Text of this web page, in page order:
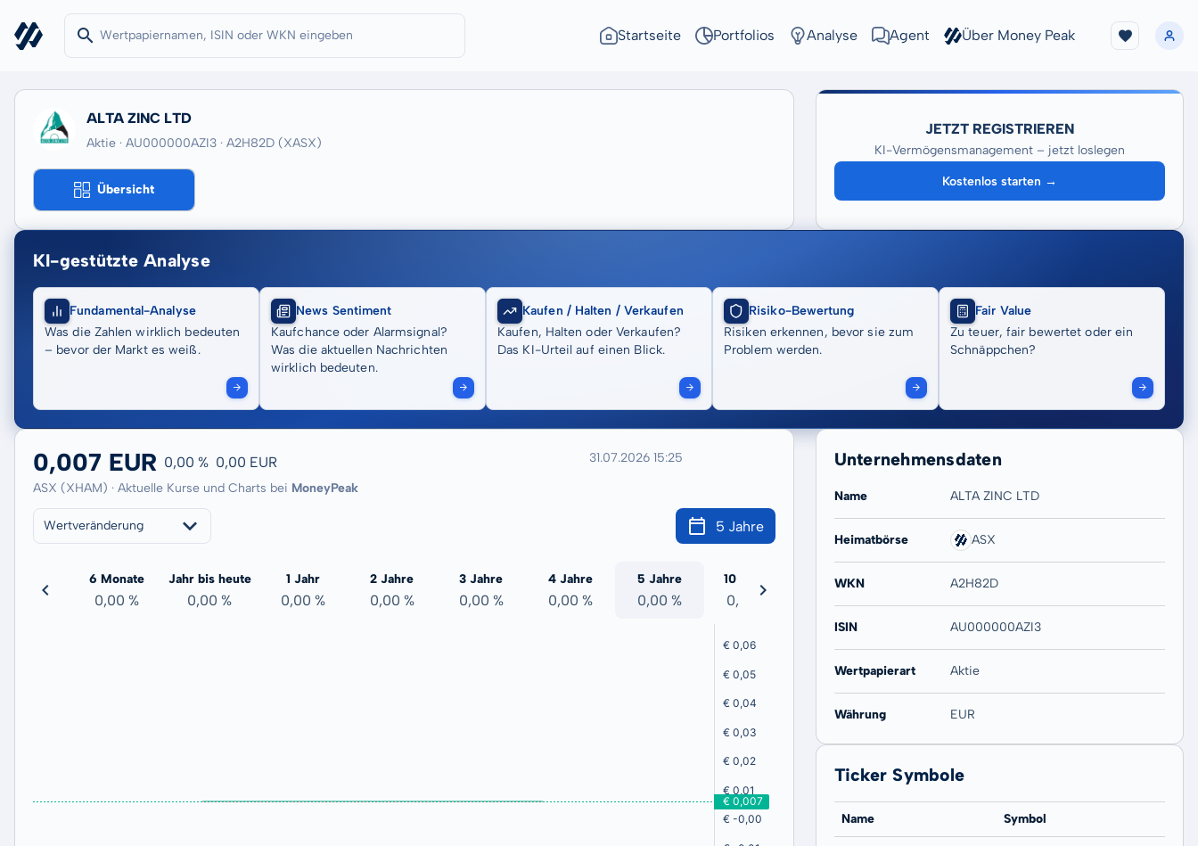
Startseite Portfolios Analyse Agent Über Money Peak
ALTA ZINC LTD
Aktie · AU000000AZI3 · A2H82D (XASX)
Übersicht
JETZT REGISTRIEREN
KI-Vermögensmanagement – jetzt loslegen
Kostenlos starten →
KI-gestützte Analyse
Fundamental-Analyse
Was die Zahlen wirklich bedeuten
– bevor der Markt es weiß.
News Sentiment
Kaufchance oder Alarmsignal?
Was die aktuellen Nachrichten
wirklich bedeuten.
Kaufen / Halten / Verkaufen
Kaufen, Halten oder Verkaufen?
Das KI-Urteil auf einen Blick.
Risiko-Bewertung
Risiken erkennen, bevor sie zum
Problem werden.
Fair Value
Zu teuer, fair bewertet oder ein
Schnäppchen?
0,007 EUR 0,00 % 0,00 EUR
ASX (XHAM) · Aktuelle Kurse und Charts bei MoneyPeak
31.07.2026 15:25
Wertveränderung 5 Jahre
-31,58 %
6 Monate
0,00 %
Jahr bis heute
0,00 %
1 Jahr
0,00 %
2 Jahre
0,00 %
3 Jahre
0,00 %
4 Jahre
0,00 %
5 Jahre
0,00 %
10 Jahre
0,00 %
20 Jahre
Unternehmensdaten
Name ALTA ZINC LTD
Heimatbörse ASX
WKN A2H82D
ISIN AU000000AZI3
Wertpapierart Aktie
Währung EUR
Ticker Symbole
Name Symbol